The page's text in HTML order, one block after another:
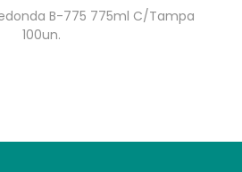
B-775 775ml C/Tampa
100un.